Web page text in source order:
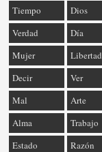
Tiempo
Dios
Verdad
Día
Mujer
Libertad
Decir
Ver
Mal
Arte
Alma
Trabajo
Estado
Razón